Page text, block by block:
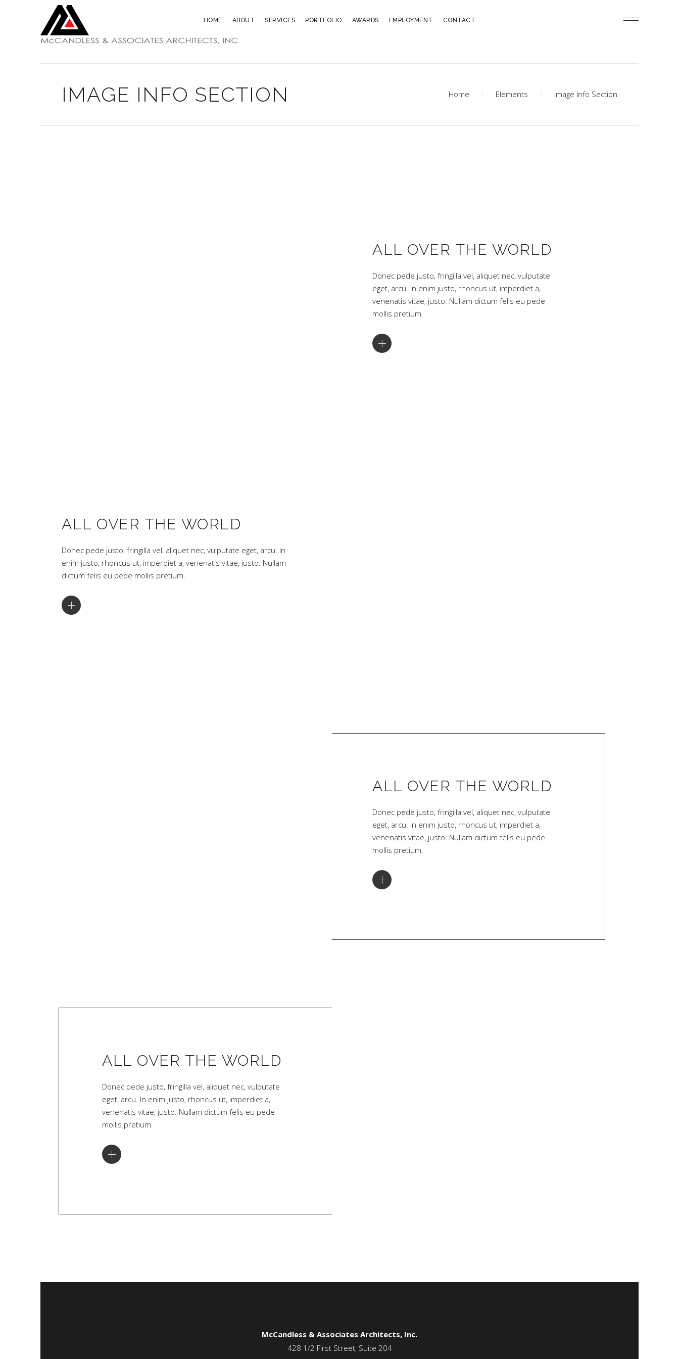
HOME ABOUT SERVICES PORTFOLIO AWARDS EMPLOYMENT CONTACT
IMAGE INFO SECTION Home Elements Image Info Section
ALL OVER THE WORLD
Donec pede justo, fringilla vel, aliquet nec, vulputate
eget, arcu. In enim justo, rhoncus ut, imperdiet a,
venenatis vitae, justo. Nullam dictum felis eu pede
mollis pretium.
ALL OVER THE WORLD
Donec pede justo, fringilla vel, aliquet nec, vulputate eget, arcu. In
enim justo, rhoncus ut, imperdiet a, venenatis vitae, justo. Nullam
dictum felis eu pede mollis pretium.
ALL OVER THE WORLD
Donec pede justo, fringilla vel, aliquet nec, vulputate
eget, arcu. In enim justo, rhoncus ut, imperdiet a,
venenatis vitae, justo. Nullam dictum felis eu pede
mollis pretium.
ALL OVER THE WORLD
Donec pede justo, fringilla vel, aliquet nec, vulputate
eget, arcu. In enim justo, rhoncus ut, imperdiet a,
venenatis vitae, justo. Nullam dictum felis eu pede
mollis pretium.
McCandless & Associates Architects, Inc.
428 1/2 First Street, Suite 204